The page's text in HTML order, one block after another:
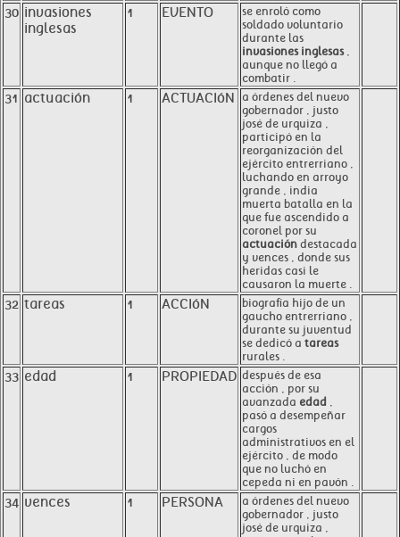
30 invasiones
inglesas
1 EVENTO
se enroló como
soldado voluntario
durante las
invasiones inglesas,
aunque no llegó a
combatir .
31 actuación 1 ACTUACIóN
a órdenes del nuevo
gobernador , justo
josé de urquiza ,
participó en la
reorganización del
ejército entrerriano ,
luchando en arroyo
grande , india
muerta batalla en la
que fue ascendido a
coronel por su
actuación destacada
y vences , donde sus
heridas casi le
causaron la muerte .
32 tareas 1 ACCIóN
biografía hijo de un
gaucho entrerriano ,
durante su juventud
se dedicó a tareas
rurales .
33 edad 1 PROPIEDAD después de esa
acción , por su
avanzada edad ,
pasó a desempeñar
cargos
administrativos en el
ejército , de modo
que no luchó en
cepeda ni en pavón .
34 vences 1 PERSONA
a órdenes del nuevo
gobernador , justo
josé de urquiza ,